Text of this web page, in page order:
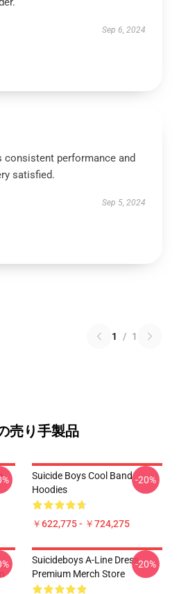
Sep 6, 2024
consistent performance and
satisfied.
Sep 5, 2024
1 / 1
売り手製品
Suicide Boys Cool Band
Hoodies
￥622,775 - ￥724,275
-20%
Suicideboys A-Line Dress
Premium Merch Store
-20%